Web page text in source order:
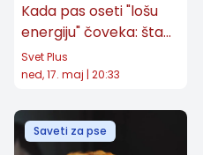
Kada pas oseti "lošu
energiju" čoveka: šta
se zapravo događa u
telu psa
Svet Plus
ned, 17. maj | 20:33
Saveti za pse